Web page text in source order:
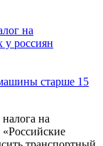
старше 15
на